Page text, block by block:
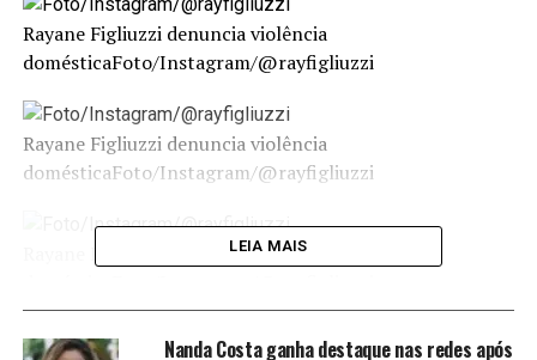
Rayane Figliuzzi denuncia violência
domésticaFoto/Instagram/@rayfigliuzzi
Rayane Figliuzzi denuncia violência
domésticaFoto/Instagram/@rayfigliuzzi
Rayane Figliuzzi denuncia violência
LEIA MAIS
Nanda Costa ganha destaque nas redes após